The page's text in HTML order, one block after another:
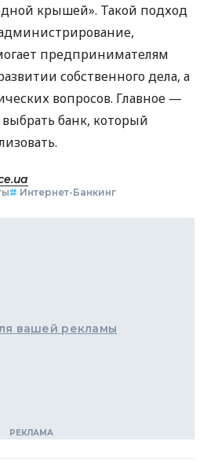
крышей». Такой подход
предпринимателям
собственного дела, а
вопросов. Главное —
банк, который
# Интернет-Банкинг
вашей рекламы